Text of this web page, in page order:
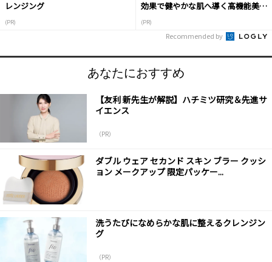
レンジング
(PR)
効果で健やかな肌へ導く高機能美容
(PR)
Recommended by
あなたにおすすめ
【友利 新先生が解説】ハチミツ研究＆先進サ
イエンス
（PR）
ダブル ウェア セカンド スキン ブラー クッシ
ョン メークアップ 限定パッケー...
洗うたびになめらかな肌に整えるクレンジン
グ
（PR）